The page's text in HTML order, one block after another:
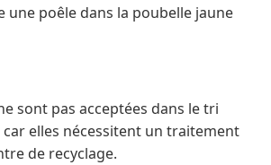
une poêle dans la poubelle jaune
sont pas acceptées dans le tri
elles nécessitent un traitement
de recyclage.